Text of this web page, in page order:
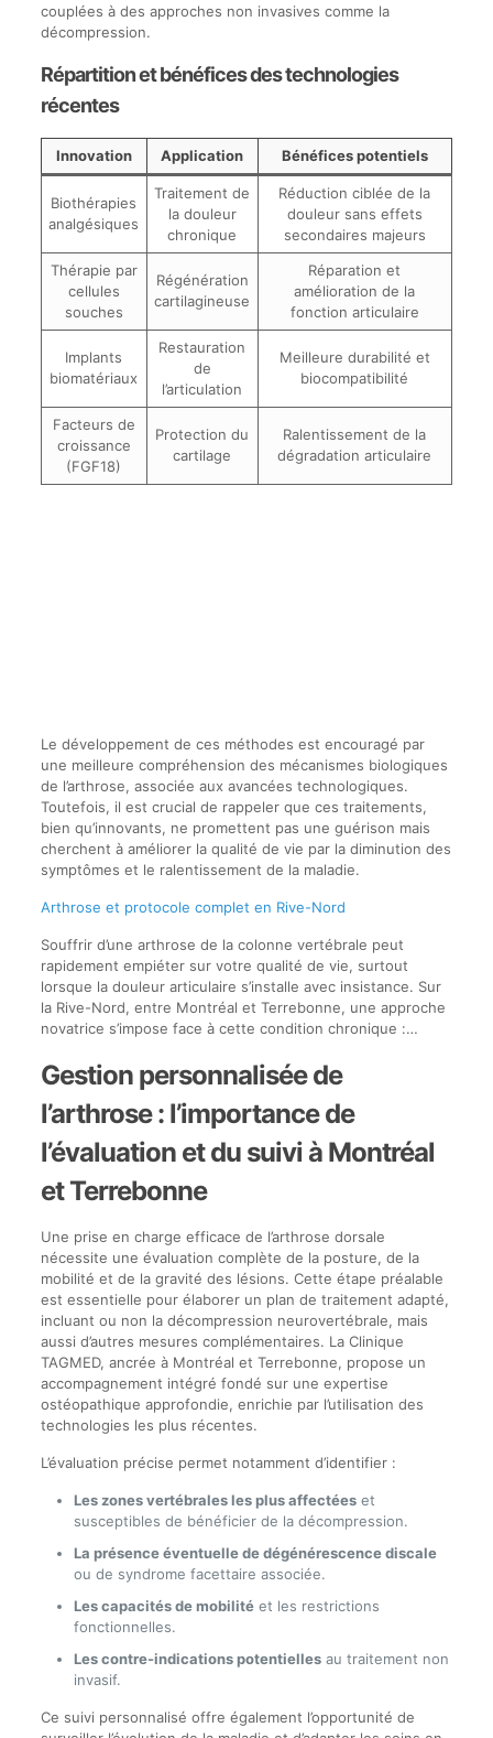
couplées à des approches non invasives comme la
décompression.
Répartition et bénéfices des technologies
récentes
Innovation Application Bénéfices potentiels
Biothérapies
analgésiques
Traitement de
la douleur
chronique
Réduction ciblée de la
douleur sans effets
secondaires majeurs
Thérapie par
cellules
souches
Régénération
cartilagineuse
Réparation et
amélioration de la
fonction articulaire
Implants
biomatériaux
Restauration
de
l’articulation
Meilleure durabilité et
biocompatibilité
Facteurs de
croissance
(FGF18)
Protection du
cartilage
Ralentissement de la
dégradation articulaire
Le développement de ces méthodes est encouragé par
une meilleure compréhension des mécanismes biologiques
de l’arthrose, associée aux avancées technologiques.
Toutefois, il est crucial de rappeler que ces traitements,
bien qu’innovants, ne promettent pas une guérison mais
cherchent à améliorer la qualité de vie par la diminution des
symptômes et le ralentissement de la maladie.
Arthrose et protocole complet en Rive-Nord
Souffrir d’une arthrose de la colonne vertébrale peut
rapidement empiéter sur votre qualité de vie, surtout
lorsque la douleur articulaire s’installe avec insistance. Sur
la Rive-Nord, entre Montréal et Terrebonne, une approche
novatrice s’impose face à cette condition chronique :…
Gestion personnalisée de
l’arthrose : l’importance de
l’évaluation et du suivi à Montréal
et Terrebonne
Une prise en charge efficace de l’arthrose dorsale
nécessite une évaluation complète de la posture, de la
mobilité et de la gravité des lésions. Cette étape préalable
est essentielle pour élaborer un plan de traitement adapté,
incluant ou non la décompression neurovertébrale, mais
aussi d’autres mesures complémentaires. La Clinique
TAGMED, ancrée à Montréal et Terrebonne, propose un
accompagnement intégré fondé sur une expertise
ostéopathique approfondie, enrichie par l’utilisation des
technologies les plus récentes.
L’évaluation précise permet notamment d’identifier :
Les zones vertébrales les plus affectéeset
susceptibles de bénéficier de la décompression.
La présence éventuelle de dégénérescence discale
ou de syndrome facettaire associée.
Les capacités de mobilitéet les restrictions
fonctionnelles.
Les contre-indications potentiellesau traitement non
invasif.
Ce suivi personnalisé offre également l’opportunité de